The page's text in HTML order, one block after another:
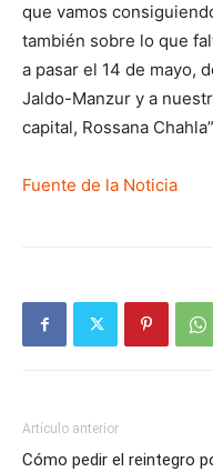
que vamos
también sobre lo que
a pasar el 14 de mayo,
Jaldo-Manzur y a
capital, Rossana
Fuente de la Noticia
Artículo anterior
Cómo pedir el reintegro